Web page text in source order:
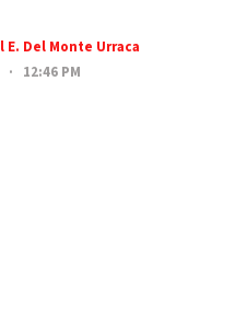
E. Del Monte Urraca
· 12:46 PM